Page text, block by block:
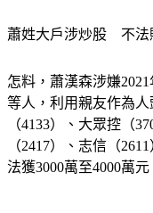
等人，利用親友作為
（4133）、大眾控（
（2417）、志信（
法獲3000萬至4000萬